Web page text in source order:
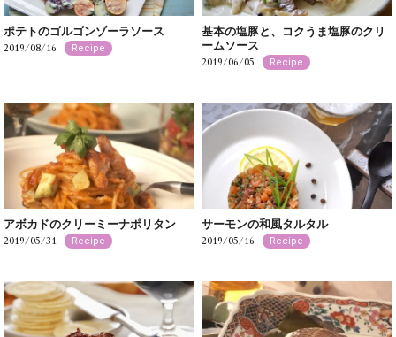
ポテトのゴルゴンゾーラソース
2019/08/16 Recipe
基本の塩豚と、コクうま塩豚のクリ
ームソース
2019/06/05 Recipe
アボカドのクリーミーナポリタン
2019/05/31 Recipe
サーモンの和風タルタル
2019/05/16 Recipe